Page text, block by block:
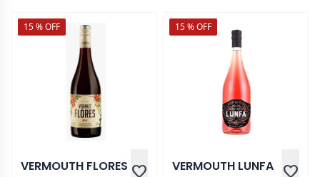
15 % OFF
VERMOUTH FLORES favorite
15 % OFF
VERMOUTH LUNFA
favorite